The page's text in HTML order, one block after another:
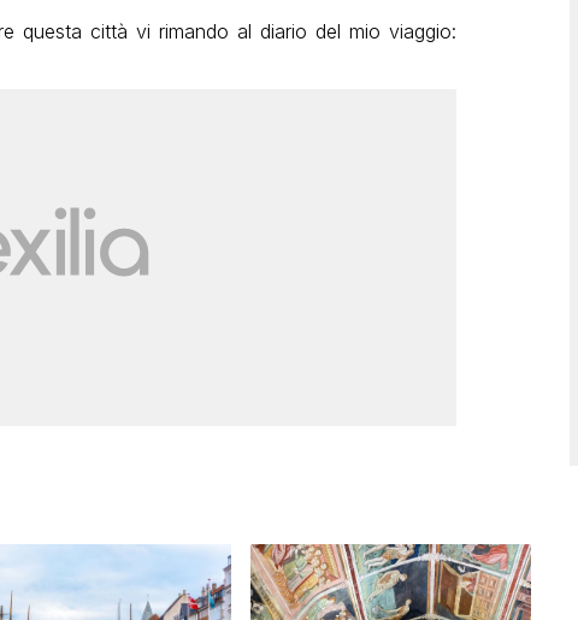
questa città vi rimando al diario del mio viaggio: